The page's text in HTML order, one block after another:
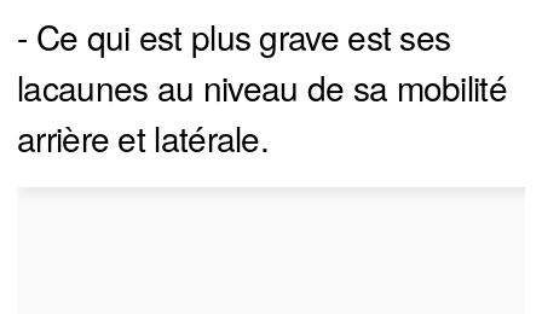
- Ce qui est plus grave est ses
lacaunes au niveau de sa mobilité
arrière et latérale.